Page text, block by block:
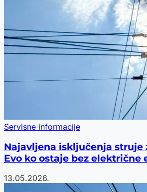
Servisne informacije
Najavljena isključenja struje
Evo ko ostaje bez električne
13.05.2026.